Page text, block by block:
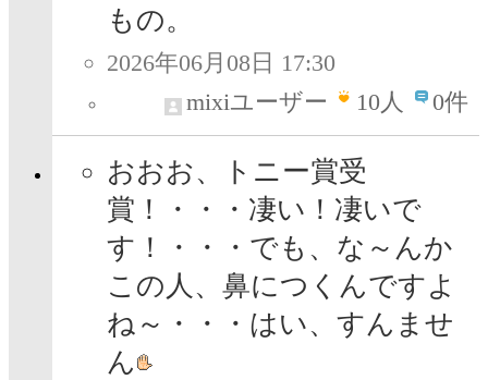
もの。
2026年06月08日 17:30
mixiユーザー
10人 0件
おおお、トニー賞受
賞！・・・凄い！凄いで
す！・・・でも、な～んか
この人、鼻につくんですよ
ね～・・・はい、すんませ
ん